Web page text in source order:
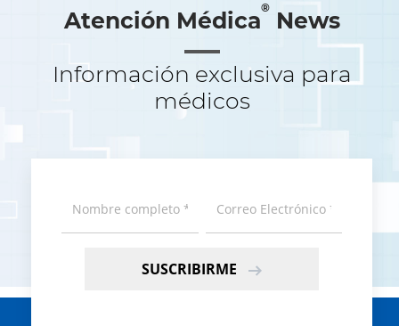
Atención Médica® News
Información exclusiva para
médicos
SUSCRIBIRME